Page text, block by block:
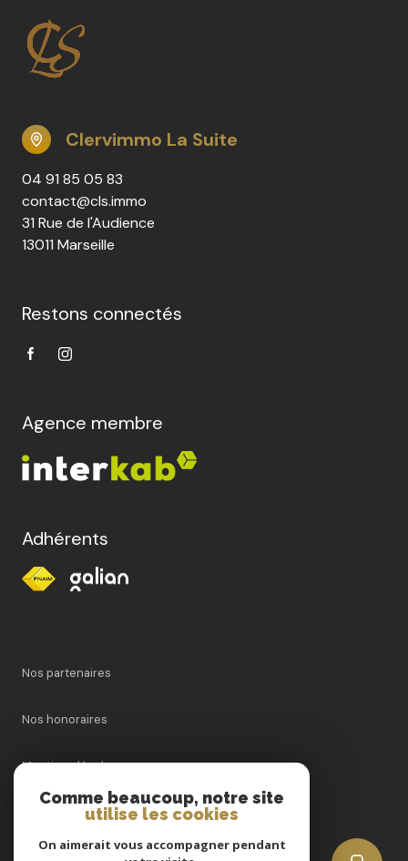
Clervimmo La Suite
04 91 85 05 83
contact@cls.immo
31 Rue de l'Audience
13011 Marseille
Restons connectés
Agence membre
Adhérents
Nos partenaires
Nos honoraires
Mentions légales
Comme beaucoup, notre site
utilise les cookies
On aimerait vous accompagner pendant